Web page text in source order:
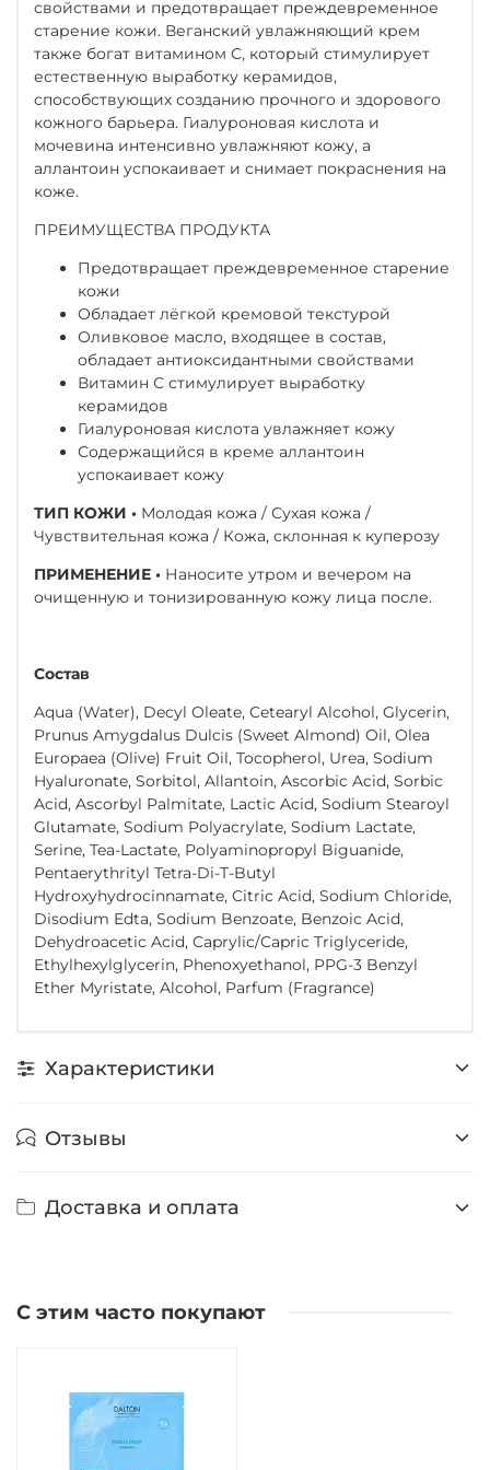
свойствами и предотвращает преждевременное
старение кожи. Веганский увлажняющий крем
также богат витамином С, который стимулирует
естественную выработку керамидов,
способствующих созданию прочного и здорового
кожного барьера. Гиалуроновая кислота и
мочевина интенсивно увлажняют кожу, а
аллантоин успокаивает и снимает покраснения на
коже.
ПРЕИМУЩЕСТВА ПРОДУКТА
Предотвращает преждевременное старение
кожи
Обладает лёгкой кремовой текстурой
Оливковое масло, входящее в состав,
обладает антиоксидантными свойствами
Витамин С стимулирует выработку
керамидов
Гиалуроновая кислота увлажняет кожу
Содержащийся в креме аллантоин
успокаивает кожу
ТИП КОЖИ • Молодая кожа / Сухая кожа /
Чувствительная кожа / Кожа, склонная к куперозу
ПРИМЕНЕНИЕ • Наносите утром и вечером на
очищенную и тонизированную кожу лица после.
Состав
Aqua (Water), Decyl Oleate, Cetearyl Alcohol, Glycerin,
Prunus Amygdalus Dulcis (Sweet Almond) Oil, Olea
Europaea (Olive) Fruit Oil, Tocopherol, Urea, Sodium
Hyaluronate, Sorbitol, Allantoin, Ascorbic Acid, Sorbic
Acid, Ascorbyl Palmitate, Lactic Acid, Sodium Stearoyl
Glutamate, Sodium Polyacrylate, Sodium Lactate,
Serine, Tea-Lactate, Polyaminopropyl Biguanide,
Pentaerythrityl Tetra-Di-T-Butyl
Hydroxyhydrocinnamate, Citric Acid, Sodium Chloride,
Disodium Edta, Sodium Benzoate, Benzoic Acid,
Dehydroacetic Acid, Caprylic/Capric Triglyceride,
Ethylhexylglycerin, Phenoxyethanol, PPG-3 Benzyl
Ether Myristate, Alcohol, Parfum (Fragrance)
Характеристики
Отзывы
Доставка и оплата
С этим часто покупают